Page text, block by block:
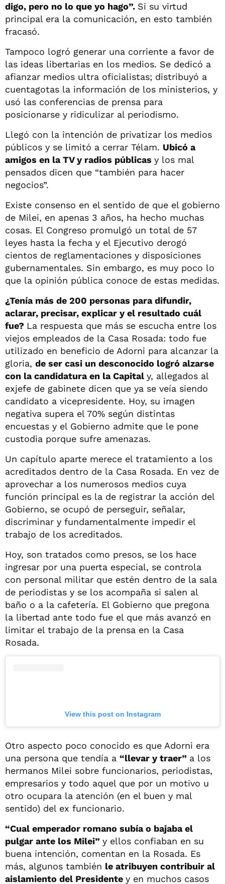
digo, pero no lo que yo hago”. Si su virtud
principal era la comunicación, en esto también
fracasó.
Tampoco logró generar una corriente a favor de
las ideas libertarias en los medios. Se dedicó a
afianzar medios ultra oficialistas; distribuyó a
cuentagotas la información de los ministerios, y
usó las conferencias de prensa para
posicionarse y ridiculizar al periodismo.
Llegó con la intención de privatizar los medios
públicos y se limitó a cerrar Télam. Ubicó a
amigos en la TV y radios públicas y los mal
pensados dicen que “también para hacer
negocios”.
Existe consenso en el sentido de que el gobierno
de Milei, en apenas 3 años, ha hecho muchas
cosas. El Congreso promulgó un total de 57
leyes hasta la fecha y el Ejecutivo derogó
cientos de reglamentaciones y disposiciones
gubernamentales. Sin embargo, es muy poco lo
que la opinión pública conoce de estas medidas.
¿Tenía más de 200 personas para difundir,
aclarar, precisar, explicar y el resultado cuál
fue? La respuesta que más se escucha entre los
viejos empleados de la Casa Rosada: todo fue
utilizado en beneficio de Adorni para alcanzar la
gloria, de ser casi un desconocido logró alzarse
con la candidatura en la Capital y, allegados al
exjefe de gabinete dicen que ya se veía siendo
candidato a vicepresidente. Hoy, su imagen
negativa supera el 70% según distintas
encuestas y el Gobierno admite que le pone
custodia porque sufre amenazas.
Un capítulo aparte merece el tratamiento a los
acreditados dentro de la Casa Rosada. En vez de
aprovechar a los numerosos medios cuya
función principal es la de registrar la acción del
Gobierno, se ocupó de perseguir, señalar,
discriminar y fundamentalmente impedir el
trabajo de los acreditados.
Hoy, son tratados como presos, se los hace
ingresar por una puerta especial, se controla
con personal militar que estén dentro de la sala
de periodistas y se los acompaña si salen al
baño o a la cafetería. El Gobierno que pregona
la libertad ante todo fue el que más avanzó en
limitar el trabajo de la prensa en la Casa
Rosada.
View this post on Instagram
Otro aspecto poco conocido es que Adorni era
una persona que tendía a “llevar y traer” a los
hermanos Milei sobre funcionarios, periodistas,
empresarios y todo aquel que por un motivo u
otro ocupara la atención (en el buen y mal
sentido) del ex funcionario.
“Cual emperador romano subía o bajaba el
pulgar ante los Milei” y ellos confiaban en su
buena intención, comentan en la Rosada. Es
más, algunos también le atribuyen contribuir al
aislamiento del Presidente y en muchos casos